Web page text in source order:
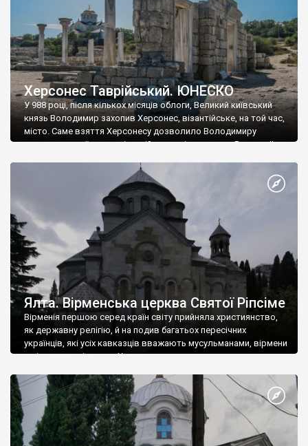
Херсонес Таврійський. ЮНЕСКО
У 988 році, після кількох місяців облоги, Великий київський
князь Володимир захопив Херсонес, візантійське, на той час,
місто. Саме взяття Херсонесу дозволило Володимиру
диктувати свої умови візантійському імператору Василю ІІ, та
Херсонесі Володимир-язичник, став Василем-християнином.
А потім було Хрещення Русі. На честь Херсонесу Таврійського
Ялта. Вірменська церква Святої Ріпсіме
Вірменія першою серед країн світу прийняла християнство,
як державну релігію, й на подив багатьох пересічних
українців, які усіх кавказців вважають мусульманами, вірмени
є відданими вірянами Христа